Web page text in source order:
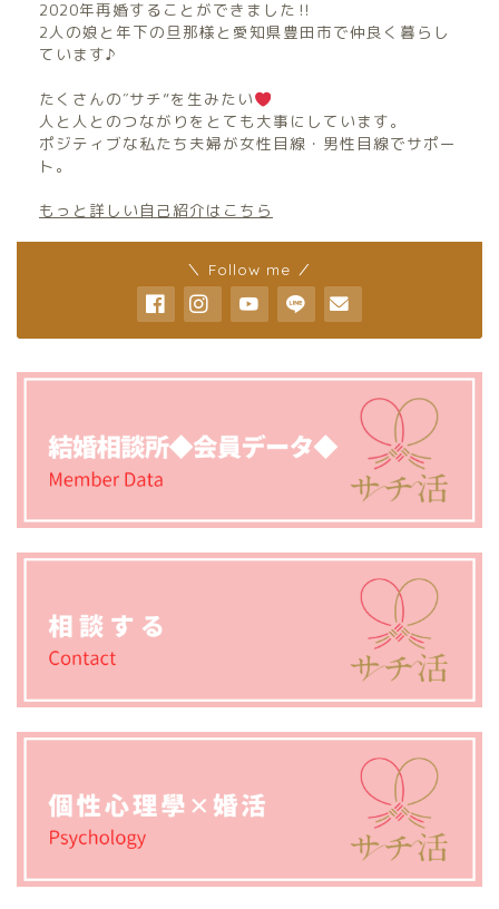
2020年再婚することができました‼︎
2人の娘と年下の旦那様と愛知県豊田市で仲良く暮らし
ています♪
たくさんの″サチ”を生みたい
人と人とのつながりをとても大事にしています。
ポジティブな私たち夫婦が女性目線・男性目線でサポー
ト。
もっと詳しい自己紹介はこちら
＼ Follow me ／